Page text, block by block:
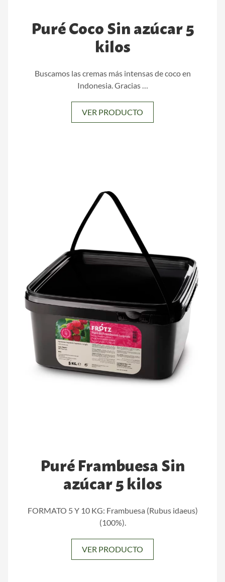
Puré Coco Sin azúcar 5
kilos
Buscamos las cremas más intensas de coco en
Indonesia. Gracias …
VER PRODUCTO
Puré Frambuesa Sin
azúcar 5 kilos
FORMATO 5 Y 10 KG: Frambuesa (Rubus idaeus)
(100%).
VER PRODUCTO